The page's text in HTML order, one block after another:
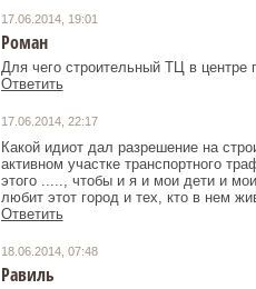
17.06.2014, 19:01
Роман
Для чего строительный ТЦ в центре
Ответить
17.06.2014, 22:17
Какой идиот дал разрешение на
активном участке транспортного
этого ....., чтобы и я и мои дети и
любит этот город и тех, кто в нем
Ответить
18.06.2014, 07:48
Равиль